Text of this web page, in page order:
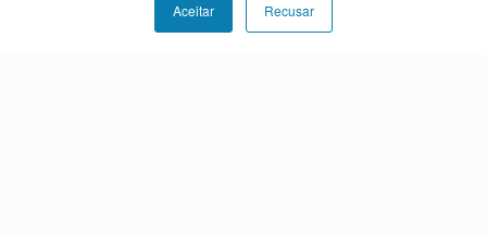
Aceitar Recusar